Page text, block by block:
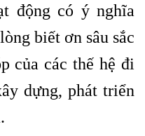
động có ý nghĩa
biết ơn sâu sắc
của các thế hệ đi
dựng, phát triển